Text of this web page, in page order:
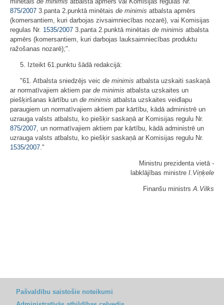
875/2007 3.panta 2.punktā minētais de minimis atbalsta apmērs
(komersantiem, kuri darbojas zivsaimniecības nozarē), vai Komisijas
regulas Nr. 1535/2007 3.panta 2.punktā minētais de minimis atbalsta
apmērs (komersantiem, kuri darbojas lauksaimniecības produktu
ražošanas nozarē);".
5. Izteikt 61.punktu šādā redakcijā:
"61. Atbalsta sniedzējs veic de minimis atbalsta uzskaiti saskaņā
ar normatīvajiem aktiem par de minimis atbalsta uzskaites un
piešķiršanas kārtību un de minimis atbalsta uzskaites veidlapu
paraugiem un normatīvajiem aktiem par kārtību, kādā administrē un
uzrauga valsts atbalstu, ko piešķir saskaņā ar Komisijas regulu Nr.
875/2007, un normatīvajiem aktiem par kārtību, kādā administrē un
uzrauga valsts atbalstu, ko piešķir saskaņā ar Komisijas regulu Nr.
1535/2007."
Ministru prezidenta vietā -
labklājības ministre I.Viņķele
Finanšu ministrsA.Vilks
Pašvaldību saistošie noteikumi